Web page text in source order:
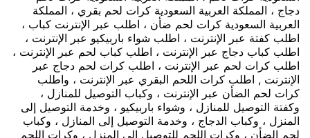
دجاج ، المملكة العربية السعودية كرات لحم بقري ، المملكة
العربية السعودية كرات لحم ضأن ، اطلب عبر الإنترنت كباب ،
اطلب كفتة عبر الإنترنت ، اطلب شواء باربيكيو عبر الإنترنت ،
اطلب كباب دجاج عبر الإنترنت ، اطلب كباب لحم عبر الإنترنت ،
اطلب كرات لحم عبر الإنترنت ، اطلب كرات لحم دجاج عبر
الإنترنت , اطلب كرات اللحم البقري عبر الإنترنت ، واطلب
كرات لحم الضأن عبر الإنترنت ، وكباب التوصيل للمنازل ،
وكفتة التوصيل للمنازل ، وشواء باربيكيو ، وخدمة التوصيل إلى
المنزل ، وكباب الدجاج ، وخدمة التوصيل إلى المنازل ، وكباب
لحم الضأن ، وكرات اللحم للتوصيل إلى المنزل ، وكرات اللحم